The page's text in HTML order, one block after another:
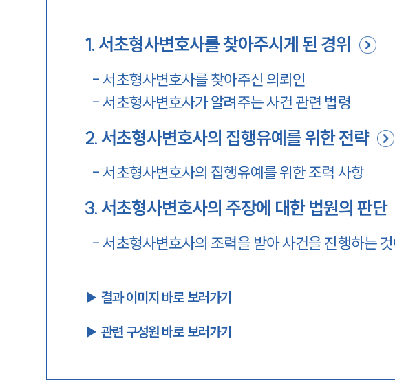
1.서초형사변호사를 찾아주시게 된 경위
-서초형사변호사를 찾아주신 의뢰인
-서초형사변호사가 알려주는 사건 관련 법령
2.서초형사변호사의 집행유예를 위한 전략
-서초형사변호사의 집행유예를 위한 조력 사항
3.서초형사변호사의 주장에 대한 법원의 판단
-서초형사변호사의 조력을 받아 사건을 진행하는
▶︎ 결과 이미지 바로 보러가기
▶︎ 관련 구성원 바로 보러가기